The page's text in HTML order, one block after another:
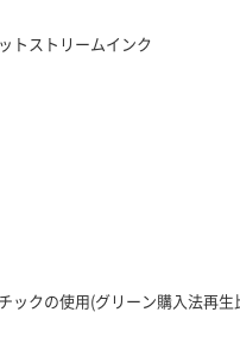
トストリームインク
ックの使用(グリーン購入法再生